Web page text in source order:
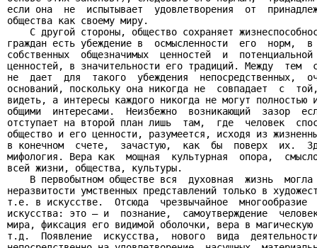
если она  не  испытывает  удовлетворения  от
общества как своему миру.
С другой стороны, общество сохраняет
граждан есть убеждение в  осмысленности  его  норм,
собственных  общезначимых  ценностей  и
ценностей, в значительности его традиций. Между  тем
не  дает  для  такого  убеждения  непосредственных,
оснований, поскольку она никогда не  совпадает  с
видеть, а интересы каждого никогда не могут
общими  интересами.  Неизбежно  возникающий  зазор
отступает на второй план лишь  там,  где  человек
общество и его ценности, разумеется, исходя из
в конечном  счете,  зачастую,  как  бы  поверх  их.
мифология. Вера как  мощная  культурная  опора,
всей жизни, общества, культуры.
В первобытном обществе вся  духовная  жизнь
неразвитости умственных представлений только в
т.е. в искусстве.  Отсюда  чрезвычайное  многообразие
искусства: это – и  познание,  самоутверждение
мира, фиксация его видимой оболочки, вера в
т.д.  Появление  искусства,  нового  вида